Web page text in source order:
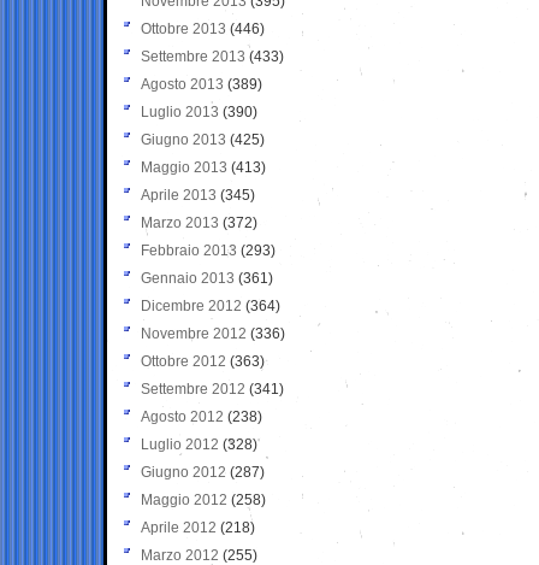
Ottobre 2013 (446)
Settembre 2013 (433)
Agosto 2013 (389)
Luglio 2013 (390)
Giugno 2013 (425)
Maggio 2013 (413)
Aprile 2013 (345)
Marzo 2013 (372)
Febbraio 2013 (293)
Gennaio 2013 (361)
Dicembre 2012 (364)
Novembre 2012 (336)
Ottobre 2012 (363)
Settembre 2012 (341)
Agosto 2012 (238)
Luglio 2012 (328)
Giugno 2012 (287)
Maggio 2012 (258)
Aprile 2012 (218)
Marzo 2012 (255)